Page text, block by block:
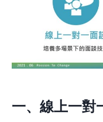
一、線上一對